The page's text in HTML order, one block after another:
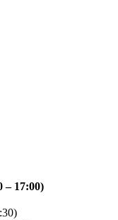
– 17:00)